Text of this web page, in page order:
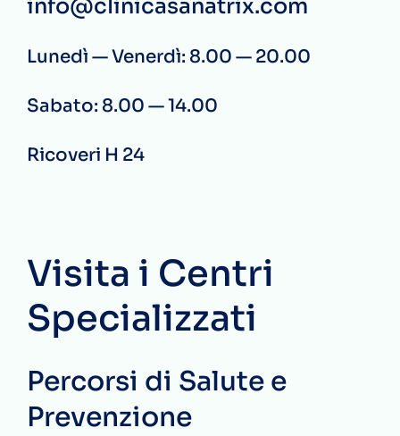
info@clinicasanatrix.com
Lunedì — Venerdì: 8.00 — 20.00
Sabato: 8.00 — 14.00
Ricoveri H 24
Visita i Centri
Specializzati
Percorsi di Salute e
Prevenzione